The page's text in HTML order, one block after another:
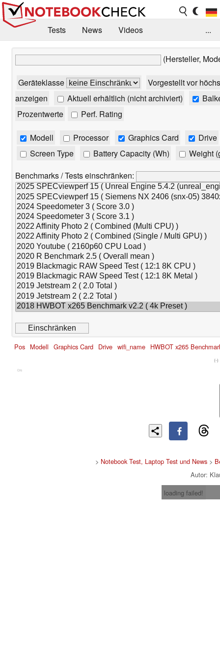
Tests News
Videos
Forum
...
(Hersteller,
Geräteklasse
Vorgestellt vor
anzeigen
Aktuell erhältlich (nicht archiviert)
Prozentwerte
Perf. Rating
Modell Processor Graphics Card
Drive
Screen Type
Battery Capacity (Wh)
Weight
Benchmarks / Tests einschränken:
Pos Modell Graphics Card Drive wifi_name HWBOT x265
(-)
Cns
> Notebook Test, Laptop Test und News >
Autor:
loading failed!